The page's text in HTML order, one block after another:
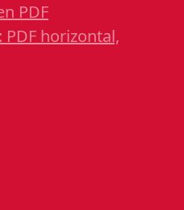
PDF
horizontal,